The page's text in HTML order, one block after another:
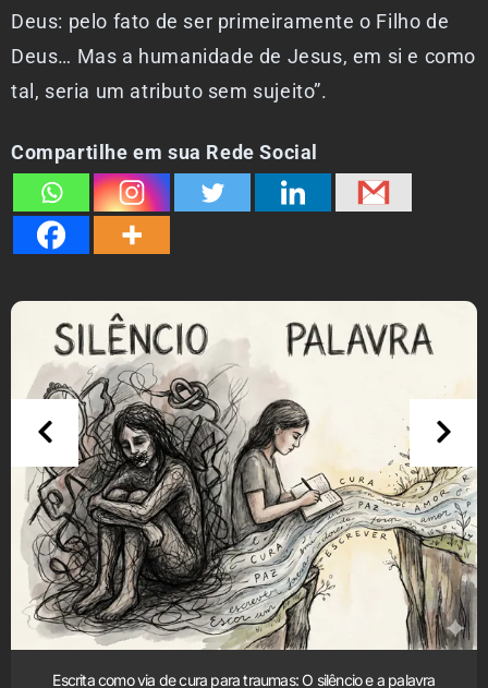
Deus: pelo fato de ser primeiramente o Filho de
Deus… Mas a humanidade de Jesus, em si e como
tal, seria um atributo sem sujeito”.
Compartilhe em sua Rede Social
Escrita como via de cura para traumas: O silêncio e a palavra